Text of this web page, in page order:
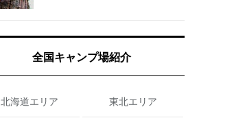
全国キャンプ場紹介
北海道エリア 東北エリア